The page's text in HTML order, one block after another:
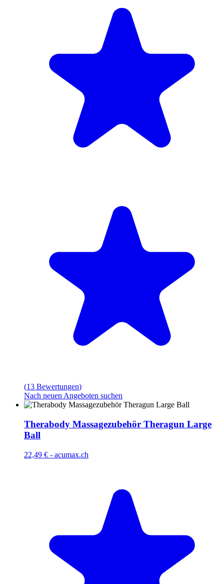
(13 Bewertungen)
Nach neuen Angeboten suchen
Therabody Massagezubehör Theragun Large
Ball
22,49 € - acumax.ch